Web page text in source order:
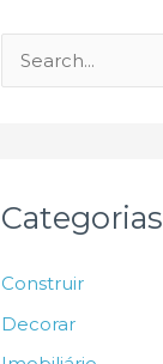
e
i
r
Categorias
Construir
Decorar